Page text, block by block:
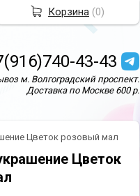
43-43
м. Волгоградский проспект.
Доставка по Москве 600 р.
Цветок розовый мал
Цветок
Корзина (0)